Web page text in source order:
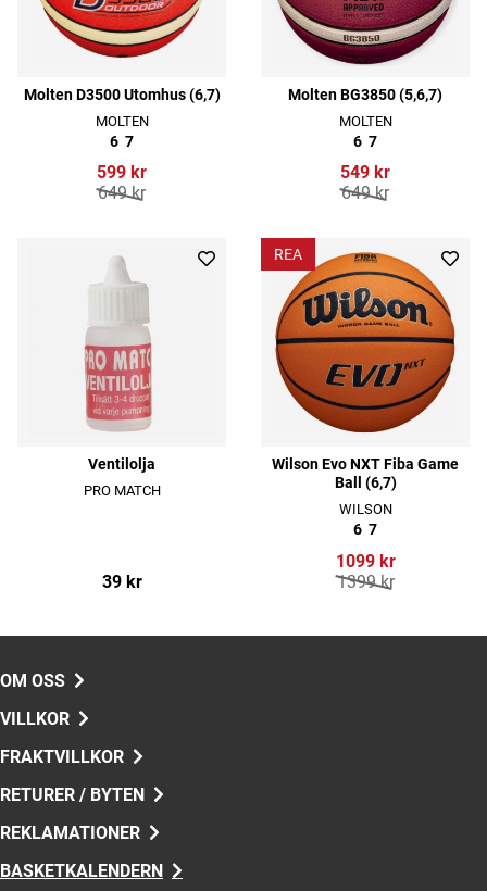
Molten D3500 Utomhus (6,7)
MOLTEN
6 7
599 kr
649 kr
Molten BG3850 (5,6,7)
MOLTEN
6 7
549 kr
649 kr
Ventilolja
PRO MATCH
39 kr
REA
Wilson Evo NXT Fiba Game
Ball (6,7)
WILSON
6 7
1099 kr
1399 kr
OM OSS
VILLKOR
FRAKTVILLKOR
RETURER / BYTEN
REKLAMATIONER
BASKETKALENDERN